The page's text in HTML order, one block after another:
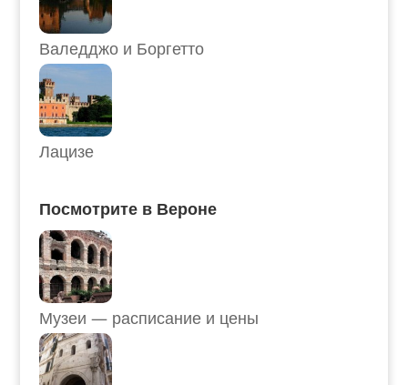
Валедджо и Боргетто
Лацизе
Посмотрите в Вероне
Музеи — расписание и цены